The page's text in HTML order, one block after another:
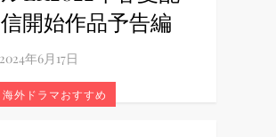
信開始作品予告編
海外ドラマおすすめ